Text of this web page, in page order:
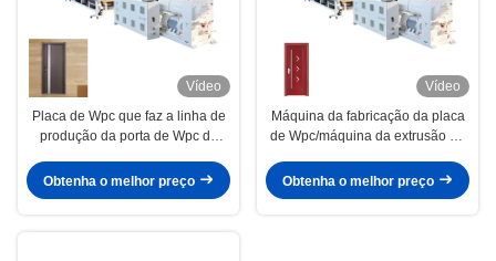
Vídeo
Placa de Wpc que faz a linha de
produção da porta de Wpc da
Obtenha o melhor preço
Vídeo
Máquina da fabricação da placa
de Wpc/máquina da extrusão da
Obtenha o melhor preço